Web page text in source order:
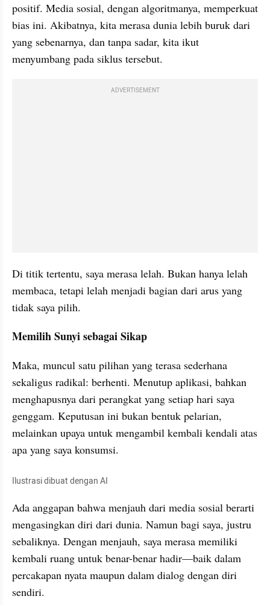
positif. Media sosial, dengan algoritmanya, memperkuat
bias ini. Akibatnya, kita merasa dunia lebih buruk dari
yang sebenarnya, dan tanpa sadar, kita ikut
menyumbang pada siklus tersebut.
ADVERTISEMENT
Di titik tertentu, saya merasa lelah. Bukan hanya lelah
membaca, tetapi lelah menjadi bagian dari arus yang
tidak saya pilih.
Memilih Sunyi sebagai Sikap
Maka, muncul satu pilihan yang terasa sederhana
sekaligus radikal: berhenti. Menutup aplikasi, bahkan
menghapusnya dari perangkat yang setiap hari saya
genggam. Keputusan ini bukan bentuk pelarian,
melainkan upaya untuk mengambil kembali kendali atas
apa yang saya konsumsi.
Ilustrasi dibuat dengan AI
Ada anggapan bahwa menjauh dari media sosial berarti
mengasingkan diri dari dunia. Namun bagi saya, justru
sebaliknya. Dengan menjauh, saya merasa memiliki
kembali ruang untuk benar-benar hadir—baik dalam
percakapan nyata maupun dalam dialog dengan diri
sendiri.